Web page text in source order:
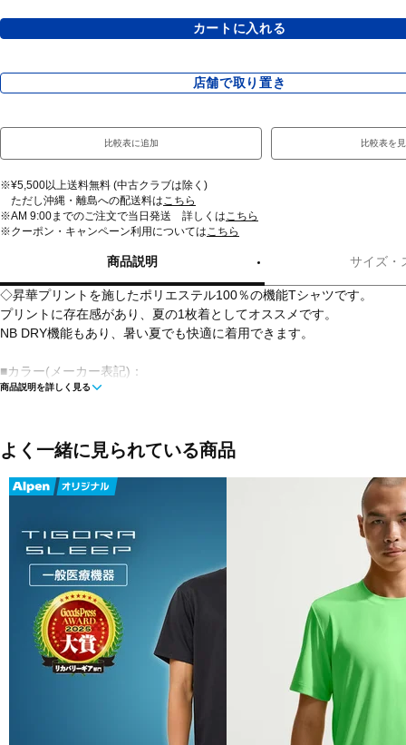
カートに入れる
店舗で取り置き
比較表に追加 比較表を
※¥5,500以上送料無料 (中古クラブは除く)
ただし沖縄・離島への配送料は こちら
※AM 9:00までのご注文で当日発送 詳しくは こちら
※クーポン・キャンペーン利用については こちら
商品説明 サイズ・
◇昇華プリントを施したポリエステル100％の機能Tシャツです。
プリントに存在感があり、夏の1枚着としてオススメです。
NB DRY機能もあり、暑い夏でも快適に着用できます。
■カラー(メーカー表記)：
グレッシュグリーン(DKJ)
■2025 Spring＆Summer モデル
■メーカー型番：AMT55182
商品説明を詳しく見る
よく一緒に見られている商品